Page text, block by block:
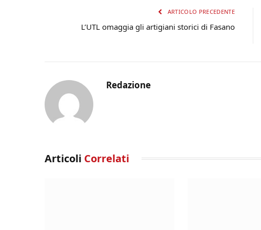
ARTICOLO PRECEDENTE
L’UTL omaggia gli artigiani storici di Fasano
Redazione
Articoli Correlati